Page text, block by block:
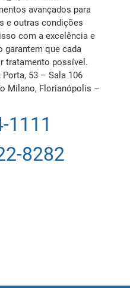
avançados para
e outras condições
com a excelência e
garantem que cada
tratamento possível.
Porta, 53 – Sala 106
Milano, Florianópolis –
1111
8282